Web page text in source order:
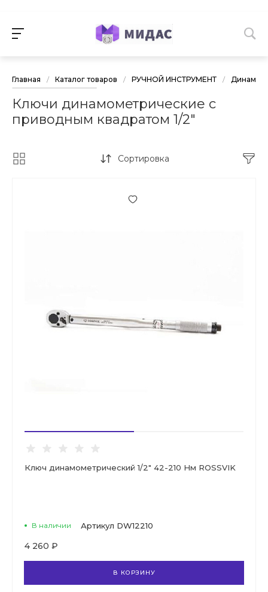
Главная / Каталог товаров / РУЧНОЙ ИНСТРУМЕНТ /
Ключи динамометрические с
приводным квадратом 1/2"
Сортировка
Ключ динамометрический 1/2" 42-210 Нм ROSSVIK
В наличии Артикул DW12210
4 260 ₽
В КОРЗИНУ